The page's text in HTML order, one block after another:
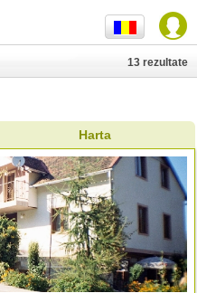
Harta
13 rezultate